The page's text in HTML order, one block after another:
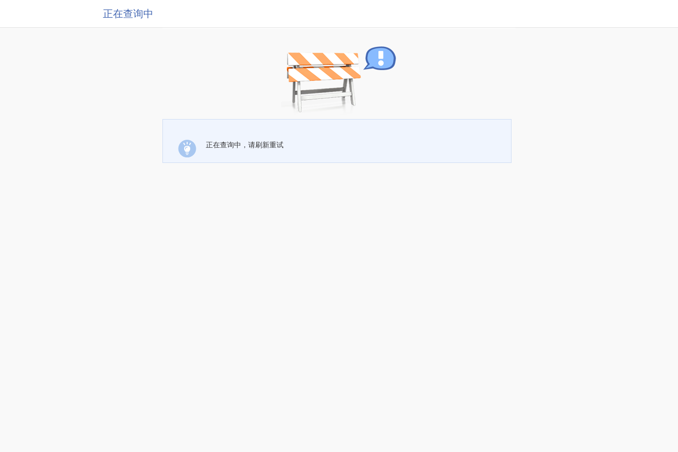
正在查询中
正在查询中，请刷新重试